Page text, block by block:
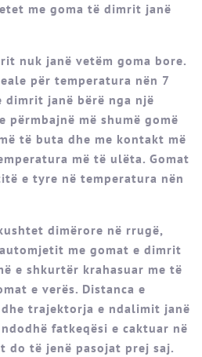
me goma të dimrit janë
nuk janë vetëm goma bore.
për temperatura nën 7
dimrit janë bërë nga një
përmbajnë më shumë gomë
të buta dhe me kontakt më
më të ulëta. Gomat
e tyre në temperatura nën
dimërore në rrugë,
me gomat e dimrit
e shkurtër krahasuar me të
e verës. Distanca e
trajektorja e ndalimit janë
fatkeqësi e caktuar në
do të jenë pasojat prej saj.